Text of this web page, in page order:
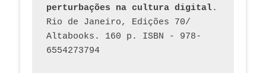
perturbações na cultura digital.
Rio de Janeiro, Edições 70/
Altabooks. 160 p. ISBN - 978-
6554273794